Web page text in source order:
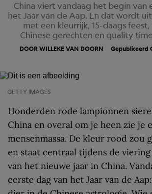
China viert vandaag het begin van
het Jaar van de Aap. En dat wordt
met een kleurrijk, 15-daags
Chinese gerechten en quality
DOOR WILLEKE VAN DOORN Gepubliceerd
GETTY IMAGES
Honderden rode lampionnen
China en overal om je heen zie je
mensenmassa. De kleur rood zou
en staat centraal tijdens de
van het nieuwe jaar in China.
eerste dag van het Jaar van de